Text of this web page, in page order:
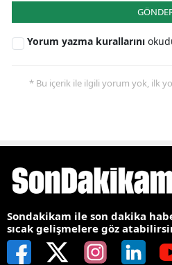
Yorum yazma kurallarını
* Bu içerik ile ilgili yorum yok, ilk
Sondakikam ile son dakika
sıcak gelişmelere göz